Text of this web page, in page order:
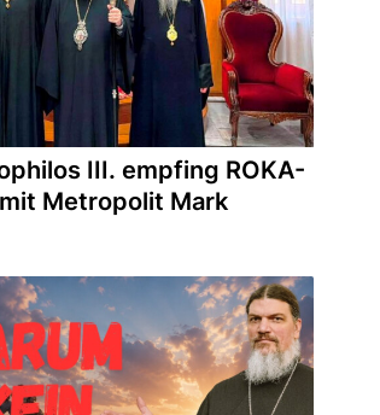
III. empfing ROKA-
Metropolit Mark